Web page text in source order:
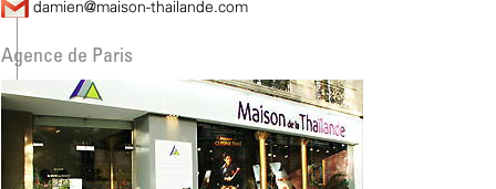
damien@maison-thailande.com
Agence de Paris